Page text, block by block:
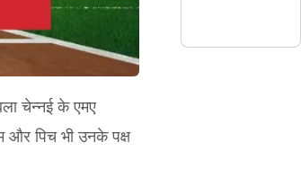
चेन्नई के एमए
और पिच भी उनके पक्ष